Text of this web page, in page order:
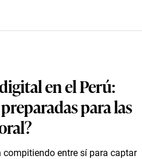
en el Perú:
para las
compitiendo entre sí para captar